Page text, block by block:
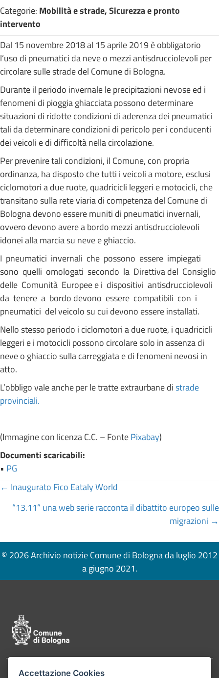
Categorie: Mobilità e strade, Sicurezza e pronto
intervento
Dal 15 novembre 2018 al 15 aprile 2019 è obbligatorio
l’uso di pneumatici da neve o mezzi antisdrucciolevoli per
circolare sulle strade del Comune di Bologna.
Durante il periodo invernale le precipitazioni nevose ed i
fenomeni di pioggia ghiacciata possono determinare
situazioni di ridotte condizioni di aderenza dei pneumatici
tali da determinare condizioni di pericolo per i conducenti
dei veicoli e di difficoltà nella circolazione.
Per prevenire tali condizioni, il Comune, con propria
ordinanza, ha disposto che tutti i veicoli a motore, esclusi
ciclomotori a due ruote, quadricicli leggeri e motocicli, che
transitano sulla rete viaria di competenza del Comune di
Bologna devono essere muniti di pneumatici invernali,
ovvero devono avere a bordo mezzi antisdrucciolevoli
idonei alla marcia su neve e ghiaccio.
I pneumatici invernali che possono essere impiegati
sono quelli omologati secondo la Direttiva del Consiglio
delle Comunità Europee e i dispositivi antisdrucciolevoli
da tenere a bordo devono essere compatibili con i
pneumatici del veicolo su cui devono essere installati.
Nello stesso periodo i ciclomotori a due ruote, i quadricicli
leggeri e i motocicli possono circolare solo in assenza di
neve o ghiaccio sulla carreggiata e di fenomeni nevosi in
atto.
L’obbligo vale anche per le tratte extraurbane distrade
provinciali.
(Immagine con licenza C.C. – FontePixabay)
Documenti scaricabili:
• PG
Posts
navigation
← Inaugurato Fico Eataly World
“13.11” una web serie racconta il dibattito europeo sulle
migrazioni →
© 2026 Archivio notizie Comune di Bologna da luglio 2012
a giugno 2021.
Accettazione Cookies